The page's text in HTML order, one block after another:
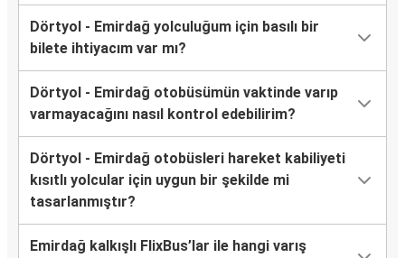
Dörtyol - Emirdağ yolculuğum için basılı bir
bilete ihtiyacım var mı?
Dörtyol - Emirdağ otobüsümün vaktinde varıp
varmayacağını nasıl kontrol edebilirim?
Dörtyol - Emirdağ otobüsleri hareket kabiliyeti
kısıtlı yolcular için uygun bir şekilde mi
tasarlanmıştır?
Emirdağ kalkışlı FlixBus’lar ile hangi varış